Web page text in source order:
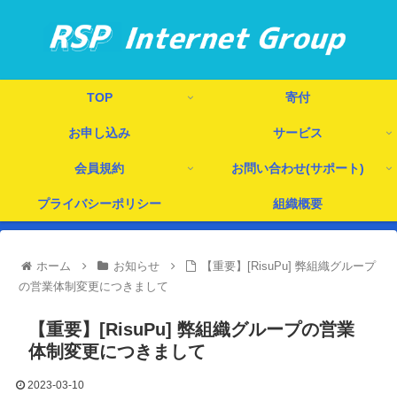
TOP 寄付
お申し込み サービス
会員規約 お問い合わせ(サポート)
プライバシーポリシー 組織概要
ホーム お知らせ
【重要】[RisuPu] 弊組織グループ
の営業体制変更につきまして
【重要】[RisuPu] 弊組織グループの営業
体制変更につきまして
2023-03-10